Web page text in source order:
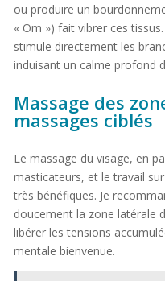
ou produire un
« Om ») fait vibrer ces
stimule directement les
induisant un calme profond
Massage des
massages ciblés
Le massage du visage, en
masticateurs, et le travail
très bénéfiques. Je
doucement la zone latérale
libérer les tensions
mentale bienvenue.